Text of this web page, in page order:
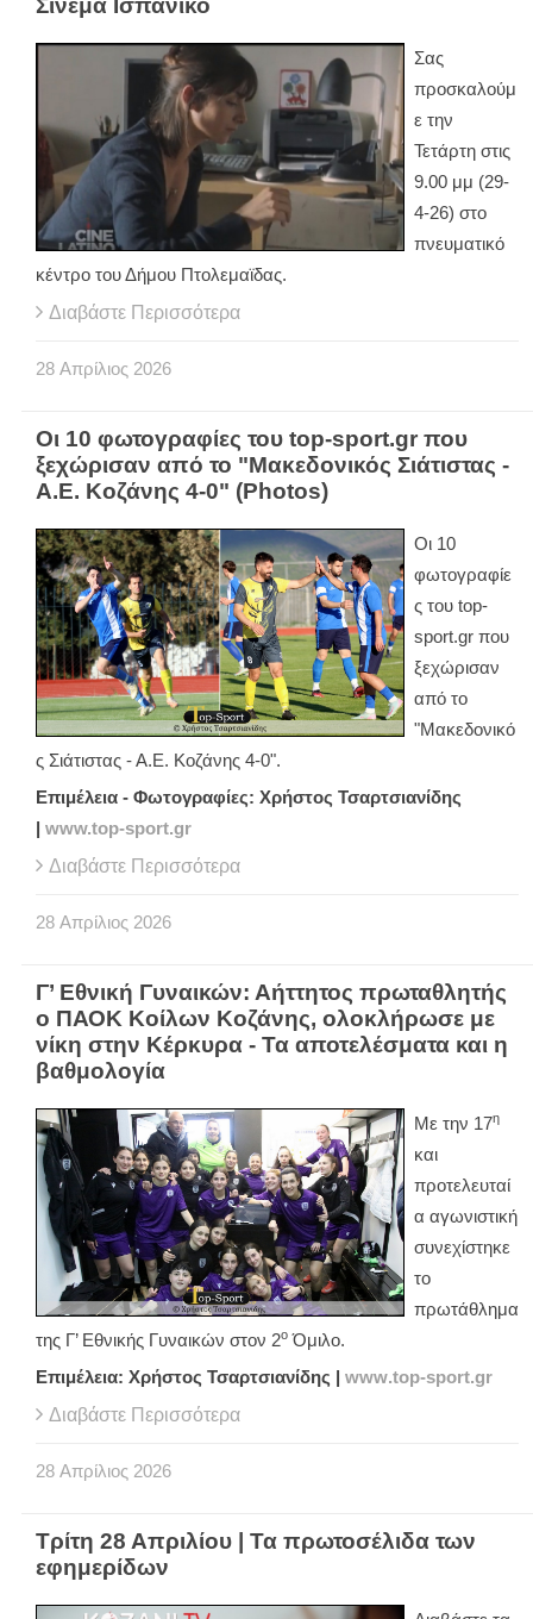
Σινεμά Ισπανικό
Σας
προσκαλούμ
ε την
Τετάρτη στις
9.00 μμ (29-
4-26) στο
πνευματικό
κέντρο του Δήμου Πτολεμαϊδας.
Διαβάστε Περισσότερα
28 Απρίλιος 2026
Οι 10 φωτογραφίες του top-sport.gr που
ξεχώρισαν από το "Μακεδονικός Σιάτιστας -
Α.Ε. Κοζάνης 4-0" (Photos)
Οι 10
φωτογραφίε
ς του top-
sport.gr που
ξεχώρισαν
από το
"Μακεδονικό
ς Σιάτιστας - Α.Ε. Κοζάνης 4-0".
Επιμέλεια - Φωτογραφίες: Χρήστος Τσαρτσιανίδης
www.top-sport.gr
Διαβάστε Περισσότερα
28 Απρίλιος 2026
Γ’ Εθνική Γυναικών: Αήττητος πρωταθλητής
ο ΠΑΟΚ Κοίλων Κοζάνης, ολοκλήρωσε με
νίκη στην Κέρκυρα - Τα αποτελέσματα και η
βαθμολογία
Με την 17η
και
προτελευταί
α αγωνιστική
συνεχίστηκε
το
πρωτάθλημα
της Γ’ Εθνικής Γυναικών στον 2ο Όμιλο.
Επιμέλεια: Χρήστος Τσαρτσιανίδης | www.top-sport.gr
Διαβάστε Περισσότερα
28 Απρίλιος 2026
Τρίτη 28 Απριλίου | Τα πρωτοσέλιδα των
εφημερίδων